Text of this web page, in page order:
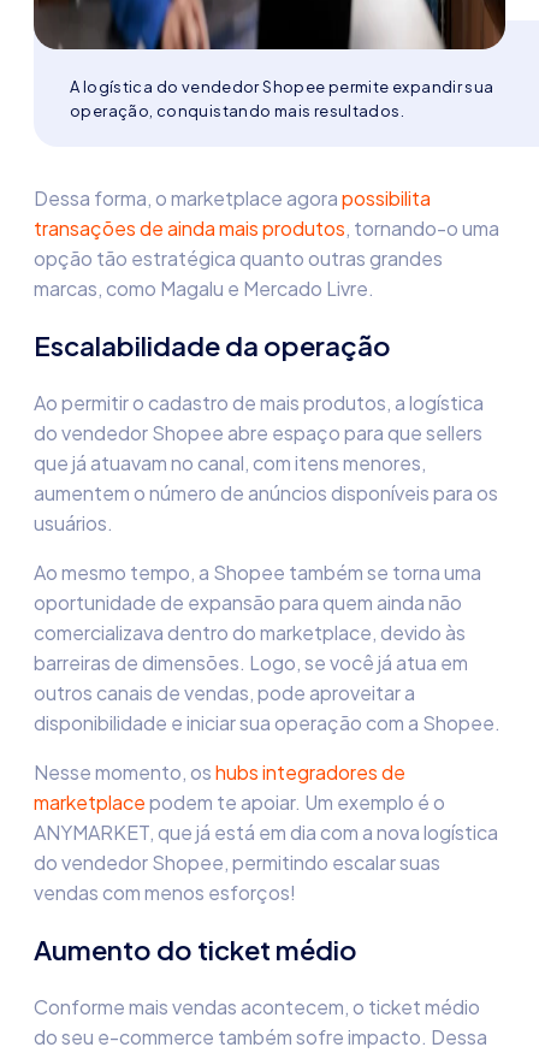
A logística do vendedor Shopee permite expandir sua
operação, conquistando mais resultados.
Dessa forma, o marketplace agorapossibilita
transações de ainda mais produtos, tornando-o uma
opção tão estratégica quanto outras grandes
marcas, como Magalu e Mercado Livre.
Escalabilidade da operação
Ao permitir o cadastro de mais produtos, alogística
do vendedor Shopeeabre espaço para que sellers
que já atuavam no canal, com itens menores,
aumentem o número de anúncios disponíveis para os
usuários.
Ao mesmo tempo, a Shopee também se torna uma
oportunidade de expansão para quem ainda não
comercializava dentro do marketplace, devido às
barreiras de dimensões. Logo, se você já atua em
outros canais de vendas, pode aproveitar a
disponibilidade e iniciar sua operação com a Shopee.
Nesse momento, oshubs integradores de
marketplacepodem te apoiar. Um exemplo é o
ANYMARKET, que já está em dia com a novalogística
do vendedor Shopee, permitindo escalar suas
vendas com menos esforços!
Aumento do ticket médio
Conforme mais vendas acontecem, o ticket médio
do seu e-commerce também sofre impacto. Dessa